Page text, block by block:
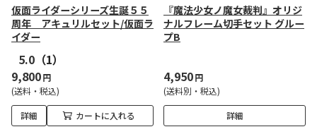
仮面ライダーシリーズ生誕５５
周年 アキュリルセット/仮面ラ
イダー
5.0 （1）
9,800円
(送料・税込)
詳細 カートに入れる
『魔法少女ノ魔女裁判』オリジ
ナルフレーム切手セット グルー
プB
4,950円
(送料別・税込)
詳細